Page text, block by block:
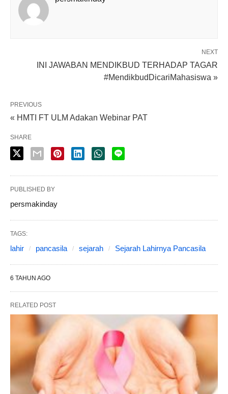
NEXT
INI JAWABAN MENDIKBUD TERHADAP TAGAR
#MendikbudDicariMahasiswa »
PREVIOUS
« HMTI FT ULM Adakan Webinar PAT
SHARE
PUBLISHED BY
persmakinday
TAGS:
lahir pancasila sejarah Sejarah Lahirnya Pancasila
6 TAHUN AGO
RELATED POST